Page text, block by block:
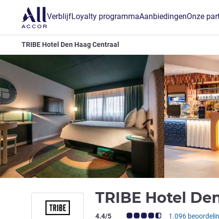
VerblijfLoyalty programmaAanbiedingenOnze
TRIBE Hotel Den Haag Centraal
TRIBE Hotel
Avis-klantbeoordeling (ALL
4.4/5 1.096